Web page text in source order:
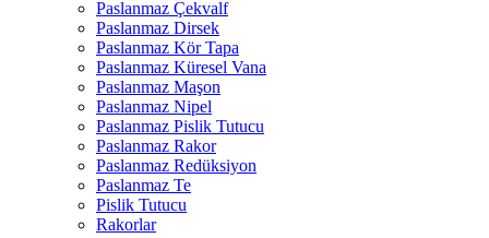
Paslanmaz Çekvalf
Paslanmaz Dirsek
Paslanmaz Kör Tapa
Paslanmaz Küresel Vana
Paslanmaz Maşon
Paslanmaz Nipel
Paslanmaz Pislik Tutucu
Paslanmaz Rakor
Paslanmaz Redüksiyon
Paslanmaz Te
Pislik Tutucu
Rakorlar